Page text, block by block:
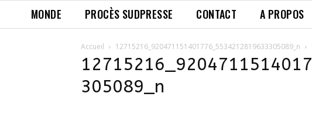
MONDE PROCÈS SUDPRESSE CONTACT A PROPOS
Accueil 12715216_920471151401776_5534212819633305089_n
305089_n